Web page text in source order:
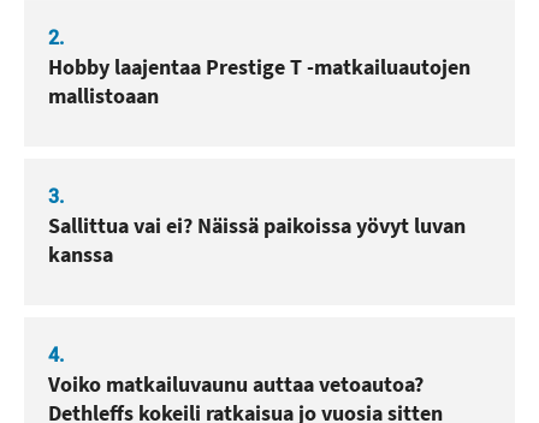
2.
Hobby laajentaa Prestige T -matkailuautojen
mallistoaan
3.
Sallittua vai ei? Näissä paikoissa yövyt luvan
kanssa
4.
Voiko matkailuvaunu auttaa vetoautoa?
Dethleffs kokeili ratkaisua jo vuosia sitten